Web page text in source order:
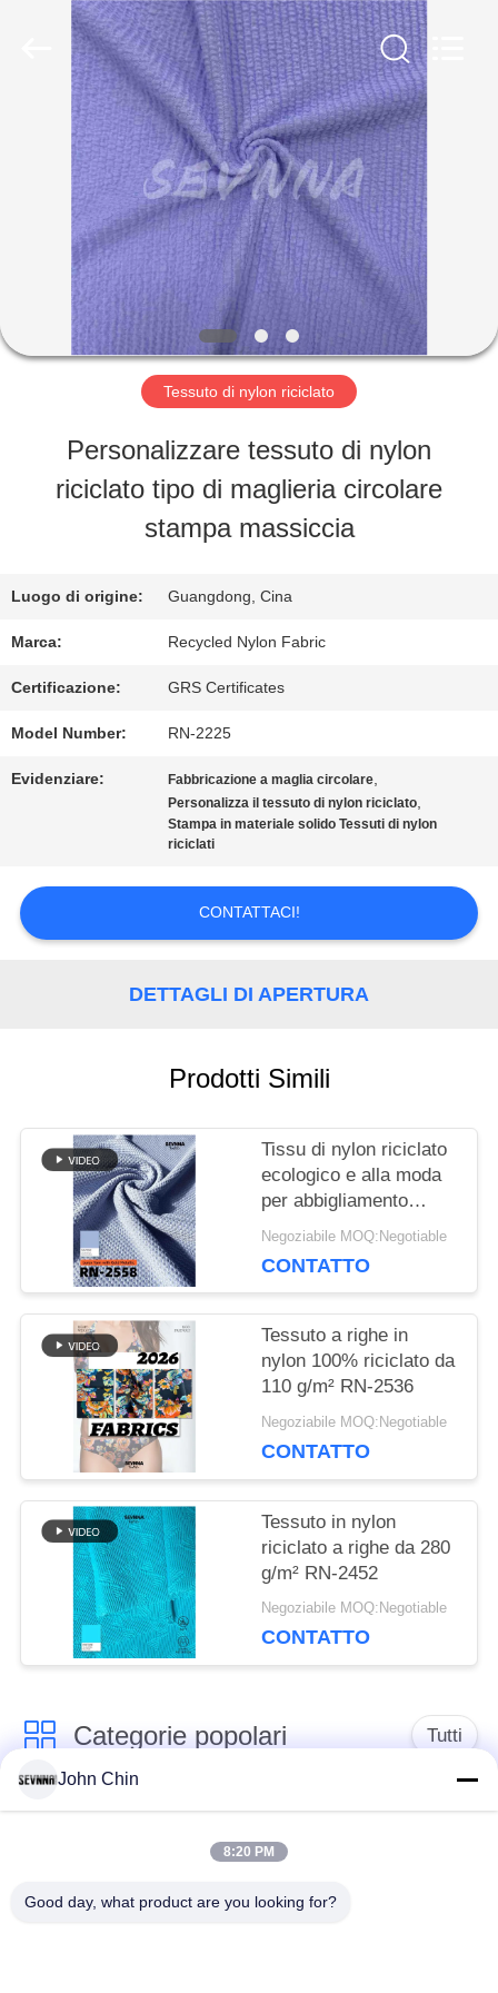
CASA
PRODOTTI
MOSTRA
VR
DELLA
FABBRICA
CONTROLLO
DI
CONTATTICI
MAPPA
SITO
PRIVACY
POLICY
Tessuto di nylon riciclato
Personalizzare tessuto di nylon
riciclato tipo di maglieria circolare
stampa massiccia
Luogo di origine: Guangdong, Cina
Marca: Recycled Nylon Fabric
Certificazione: GRS Certificates
Model Number: RN-2225
Evidenziare: Fabbricazione a maglia circolare,
Personalizza il tessuto di nylon riciclato,
Stampa in materiale solido Tessuti di nylon
riciclati
CONTATTACI!
DETTAGLI DI APERTURA
Prodotti Simili
Tissu di nylon riciclato
ecologico e alla moda
per abbigliamento
sostenibile
Negoziabile MOQ:Negotiable
CONTATTO
Tessuto a righe in
nylon 100% riciclato da
110 g/m² RN-2536
Negoziabile MOQ:Negotiable
CONTATTO
Tessuto in nylon
riciclato a righe da 280
g/m² RN-2452
Negoziabile MOQ:Negotiable
CONTATTO
Categorie popolari Tutti
Tessuto riciclato dello
Tessuto di nylon
riciclato
tessuto in poliestere
Tessuto riciclato di
John Chin
8:20 PM
Good day, what product are you looking for?